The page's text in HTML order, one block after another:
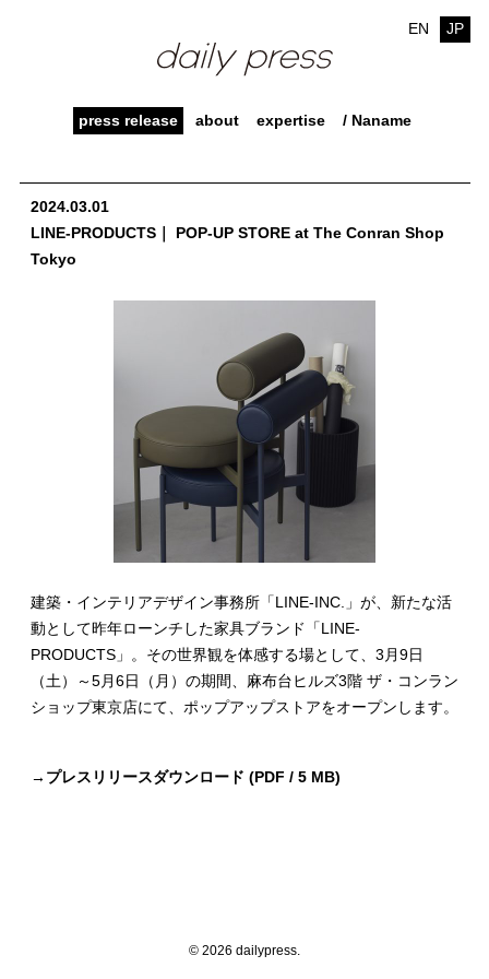
EN JP
press release about expertise / Naname
2024.03.01
LINE-PRODUCTS｜ POP-UP STORE at The Conran Shop
Tokyo
建築・インテリアデザイン事務所「LINE-INC.」が、新たな活
動として昨年ローンチした家具ブランド「LINE-
PRODUCTS」。その世界観を体感する場として、3月9日
（土）～5月6日（月）の期間、麻布台ヒルズ3階 ザ・コンラン
ショップ東京店にて、ポップアップストアをオープンします。
→ プレスリリースダウンロード (PDF / 5 MB)
© 2026 dailypress.